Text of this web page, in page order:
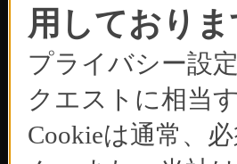
用しておりま
プライバシー設
クエストに相当
Cookieは通常、